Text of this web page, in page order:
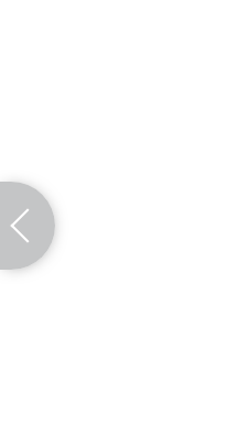
trenutku predstavljali